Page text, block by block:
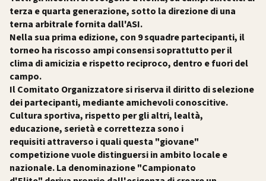
terza e quarta generazione, sotto la direzione di una
terna arbitrale fornita dall'ASI.
Nella sua prima edizione, con 9 squadre partecipanti, il
torneo ha riscosso ampi consensi soprattutto per il
clima di amicizia e rispetto reciproco, dentro e fuori del
campo.
Il Comitato Organizzatore si riserva il diritto di selezione
dei partecipanti, mediante amichevoli conoscitive.
Cultura sportiva, rispetto per gli altri, lealtà,
educazione, serietà e correttezza sono i
requisiti attraverso i quali questa "giovane"
competizione vuole distinguersi in ambito locale e
nazionale. La denominazione "Campionato